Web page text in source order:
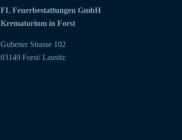
FL Feuerbestattungen GmbH
Krematorium in Forst
Gubener Strasse 102
03149 Forst/ Lausitz